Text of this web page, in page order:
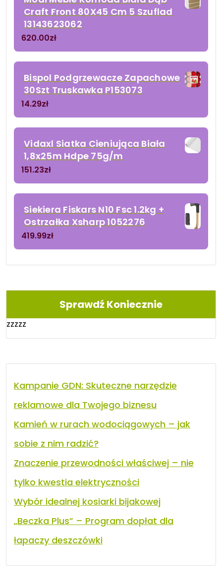
Craft Front 80X45 Cm 5 Szuflad
13143623062
620.00zł
Bispol Podgrzewacze Zapachowe
30Szt Truskawka P153073
14.29zł
Vidaxl Siatka Cieniująca Biała
1,8x25m Hdpe 75g/m
151.23zł
Siekiera Fiskars N10 Fsc 1.2kg +
Ostrzałka Xsharp 1052276
419.99zł
Sprawdź Koniecznie
zzzzz
Kampanie GDN: Skuteczne narzędzie
reklamowe dla Twojego biznesu
Kamień w rurach wodociągowych – jak
sobie z nim radzić?
Znaczenie przewodności właściwej – nie
tylko kwestia elektryczności
Wybór idealnej kosiarki bijakowej
„Beczka Plus” – Program dopłat dla
łapaczy deszczówki